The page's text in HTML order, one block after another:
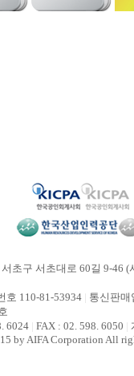
초구 서초대로 60길 9-46
호 110-81-53934
통신판
6024
FAX : 02. 598. 6050
by AIFA Corporation All